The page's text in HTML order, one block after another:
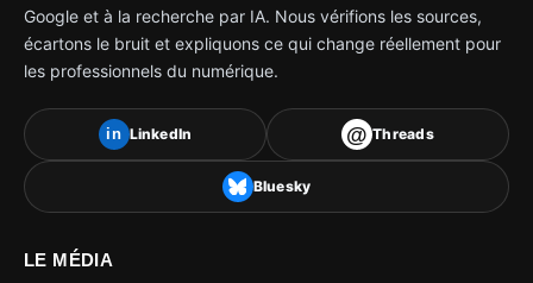
Google et à la recherche par IA. Nous vérifions les sources,
écartons le bruit et expliquons ce qui change réellement pour
les professionnels du numérique.
in LinkedIn @ Threads
Bluesky
LE MÉDIA